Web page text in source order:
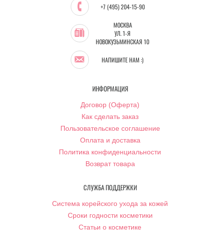
+7 (495) 204-15-90
МОСКВА
УЛ. 1-Я
НОВОКУЗЬМИНСКАЯ 10
НАПИШИТЕ НАМ :)
ИНФОРМАЦИЯ
Договор (Оферта)
Как сделать заказ
Пользовательское соглашение
Оплата и доставка
Политика конфиденциальности
Возврат товара
СЛУЖБА ПОДДЕРЖКИ
Система корейского ухода за кожей
Сроки годности косметики
Статьи о косметике